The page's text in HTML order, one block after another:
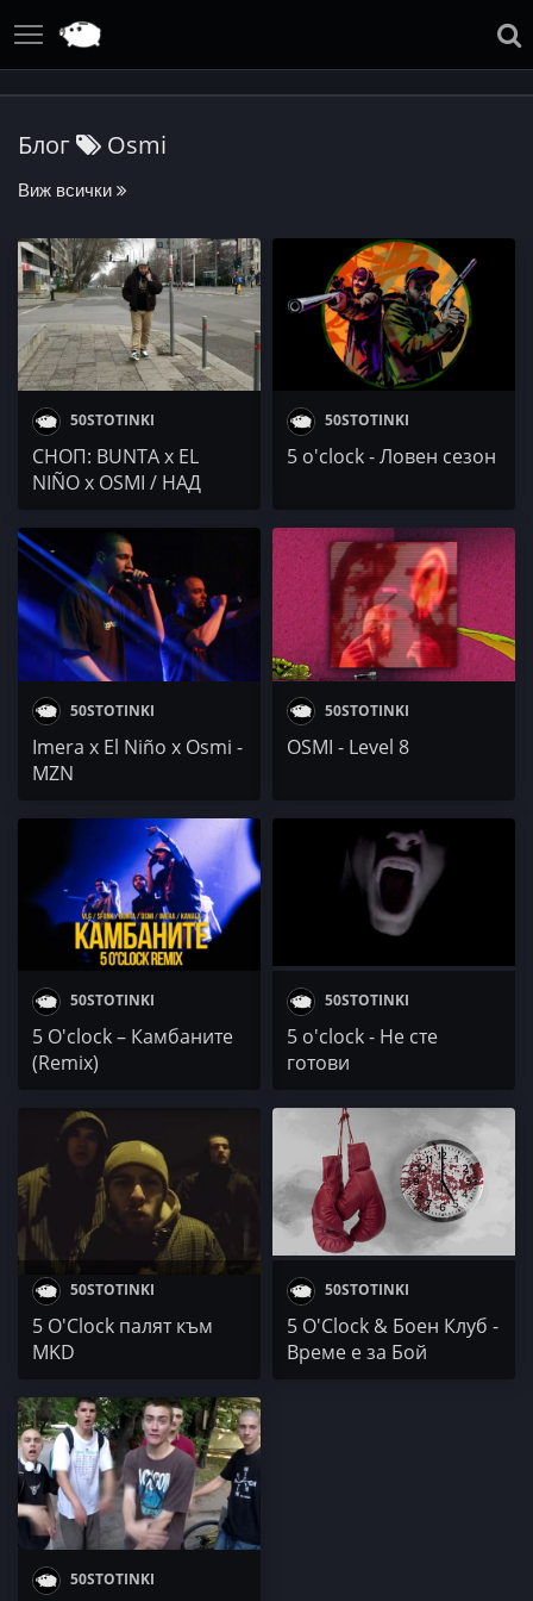
Блог Osmi
Виж всички
50STOTINKI
СНОП: BUNTA x EL
NIÑO x OSMI / НАД
ГЛАГОЛ / polaric /
RAPANIZZE / Боко
50STOTINKI
5 o'clock - Ловен сезон
50STOTINKI
Imera x El Niño x Osmi -
MZN
50STOTINKI
OSMI - Level 8
50STOTINKI
5 O'clock – Камбаните
(Remix)
50STOTINKI
5 o'clock - Не сте
готови
50STOTINKI
5 O'Clock палят към
MKD
50STOTINKI
5 O'Clock & Боен Клуб -
Време е за Бой
50STOTINKI